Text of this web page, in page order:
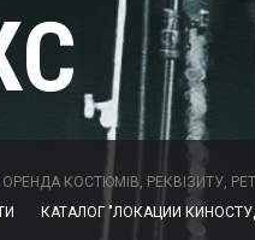
ОРЕНДА КОСТЮМІВ, РЕКВІЗИТУ,
КАТАЛОГ "ЛОКАЦИИ